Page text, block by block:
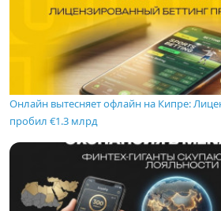
Онлайн вытесняет офлайн на Кипре:
пробил €1.3 млрд